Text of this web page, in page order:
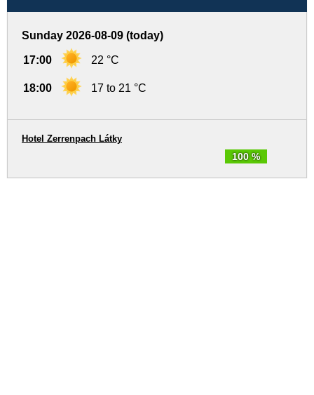
Sunday 2026-08-09 (today)
17:00 22 °C
18:00 17 to 21 °C
100 %
Hotel Zerrenpach Látky